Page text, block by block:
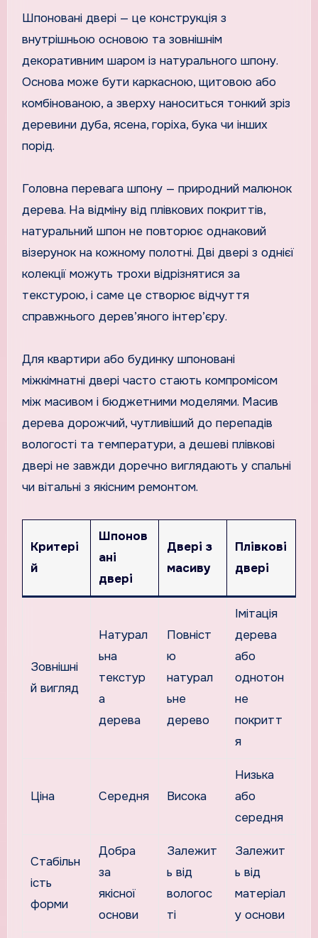
Шпоновані двері — це конструкція з
внутрішньою основою та зовнішнім
декоративним шаром із натурального шпону.
Основа може бути каркасною, щитовою або
комбінованою, а зверху наноситься тонкий зріз
деревини дуба, ясена, горіха, бука чи інших
порід.
Головна перевага шпону — природний малюнок
дерева. На відміну від плівкових покриттів,
натуральний шпон не повторює однаковий
візерунок на кожному полотні. Дві двері з однієї
колекції можуть трохи відрізнятися за
текстурою, і саме це створює відчуття
справжнього дерев’яного інтер’єру.
Для квартири або будинку шпоновані
міжкімнатні двері часто стають компромісом
між масивом і бюджетними моделями. Масив
дерева дорожчий, чутливіший до перепадів
вологості та температури, а дешеві плівкові
двері не завжди доречно виглядають у спальні
чи вітальні з якісним ремонтом.
Критері
й
Шпонов
ані
двері
Двері з
масиву
Плівкові
двері
Зовнішні
й вигляд
Натурал
ьна
текстур
а
дерева
Повніст
ю
натурал
ьне
дерево
Імітація
дерева
або
однотон
не
покритт
я
Ціна Середня Висока
Низька
або
середня
Стабільн
ість
форми
Добра
за
якісної
основи
Залежит
ь від
вологос
ті
Залежит
ь від
матеріал
у основи